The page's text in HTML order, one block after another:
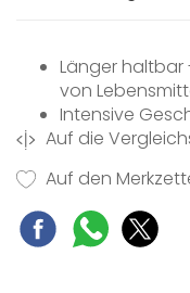
Länger haltbar
von
Intensive
von
vide Garen
Einfachste
und Vollauszug
Auf die
Auf den